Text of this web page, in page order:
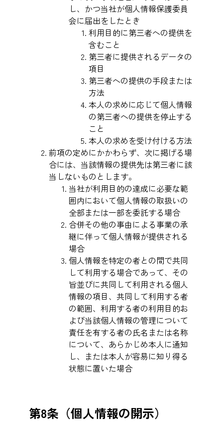
し、かつ当社が個人情報保護委員
会に届出をしたとき
利用目的に第三者への提供を
含むこと
第三者に提供されるデータの
項目
第三者への提供の手段または
方法
本人の求めに応じて個人情報
の第三者への提供を停止する
こと
本人の求めを受け付ける方法
前項の定めにかかわらず、次に掲げる場
合には、当該情報の提供先は第三者に該
当しないものとします。
当社が利用目的の達成に必要な範
囲内において個人情報の取扱いの
全部または一部を委託する場合
合併その他の事由による事業の承
継に伴って個人情報が提供される
場合
個人情報を特定の者との間で共同
して利用する場合であって、その
旨並びに共同して利用される個人
情報の項目、共同して利用する者
の範囲、利用する者の利用目的お
よび当該個人情報の管理について
責任を有する者の氏名または名称
について、あらかじめ本人に通知
し、または本人が容易に知り得る
状態に置いた場合
第8条（個人情報の開示）